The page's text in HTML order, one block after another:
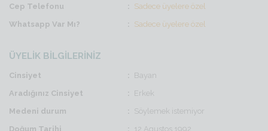
Cep Telefonu
Sadece üyelere özel
Whatsapp Var Mı?
Sadece üyelere özel
ÜYELİK BİLGİLERİNİZ
Cinsiyet
Bayan
Aradığınız Cinsiyet
Erkek
Medeni durum
Söylemek istemiyor
Doğum Tarihi
12 Agustos 1992